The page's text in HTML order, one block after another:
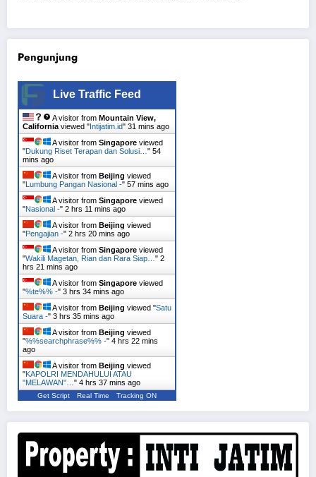
Pengunjung
Live Traffic Feed
A visitor from Mountain View,
California viewed "Intijatim.id" 31 mins ago
A visitor from Singapore viewed
"Dukung Riset Terapan dan Solusi… " 54
mins ago
A visitor from Beijing viewed
"Lumbung Pangan Nasional -" 57 mins ago
A visitor from Singapore viewed
"Nasional -" 2 hrs 11 mins ago
A visitor from Beijing viewed
"Pengajian -" 2 hrs 20 mins ago
A visitor from Singapore viewed
"Wakili Magetan, Rian dan Rara Siap… " 2
hrs 21 mins ago
A visitor from Singapore viewed
"%te%% -" 3 hrs 34 mins ago
A visitor from Beijing viewed "Satu
Suara -" 3 hrs 35 mins ago
A visitor from Beijing viewed
"%%searchphrase%% -" 4 hrs 22 mins
ago
A visitor from Beijing viewed
"KAPOLRI MENDAHULUI ATAU
"MELAWAN"… " 4 hrs 37 mins ago
Get Script Real Time Tracking ON